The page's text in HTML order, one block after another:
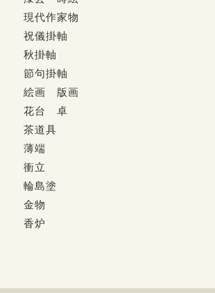
現代作家物
祝儀掛軸
秋掛軸
節句掛軸
絵画 版画
花台 卓
茶道具
薄端
衝立
輪島塗
金物
香炉